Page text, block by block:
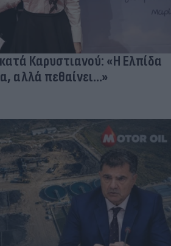
Καρυστιανού: «Η Ελπίδα
αλλά πεθαίνει...»